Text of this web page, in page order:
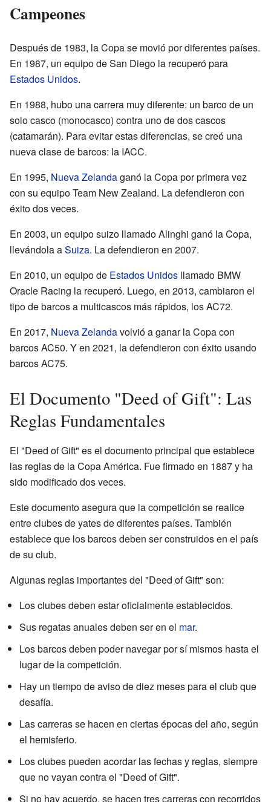
Campeones
Después de 1983, la Copa se movió por diferentes países.
En 1987, un equipo de San Diego la recuperó para
Estados Unidos.
En 1988, hubo una carrera muy diferente: un barco de un
solo casco (monocasco) contra uno de dos cascos
(catamarán). Para evitar estas diferencias, se creó una
nueva clase de barcos: la IACC.
En 1995, Nueva Zelandaganó la Copa por primera vez
con su equipo Team New Zealand. La defendieron con
éxito dos veces.
En 2003, un equipo suizo llamado Alinghi ganó la Copa,
llevándola aSuiza. La defendieron en 2007.
En 2010, un equipo de Estados Unidos llamado BMW
Oracle Racing la recuperó. Luego, en 2013, cambiaron el
tipo de barcos a multicascos más rápidos, los AC72.
En 2017, Nueva Zelandavolvió a ganar la Copa con
barcos AC50. Y en 2021, la defendieron con éxito usando
barcos AC75.
El Documento "Deed of Gift": Las
Reglas Fundamentales
El "Deed of Gift" es el documento principal que establece
las reglas de la Copa América. Fue firmado en 1887 y ha
sido modificado dos veces.
Este documento asegura que la competición se realice
entre clubes de yates de diferentes países. También
establece que los barcos deben ser construidos en el país
de su club.
Algunas reglas importantes del "Deed of Gift" son:
Los clubes deben estar oficialmente establecidos.
Sus regatas anuales deben ser en el mar.
Los barcos deben poder navegar por sí mismos hasta el
lugar de la competición.
Hay un tiempo de aviso de diez meses para el club que
desafía.
Las carreras se hacen en ciertas épocas del año, según
el hemisferio.
Los clubes pueden acordar las fechas y reglas, siempre
que no vayan contra el "Deed of Gift".
Si no hay acuerdo, se hacen tres carreras con recorridos